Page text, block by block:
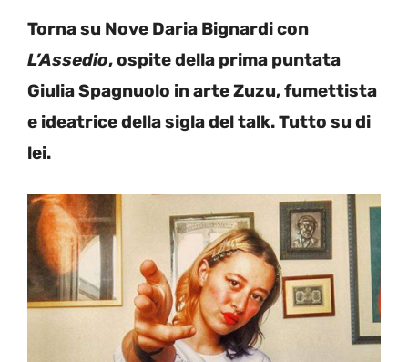
Torna su Nove Daria Bignardi con
L’Assedio, ospite della prima puntata
Giulia Spagnuolo in arte Zuzu, fumettista
e ideatrice della sigla del talk. Tutto su di
lei.